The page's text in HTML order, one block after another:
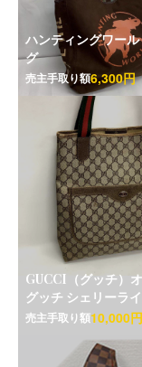
ハンティングワー
グ
売主手取り額6,300円
GUCCI（グッチ）
グッチ シェリーラ
売主手取り額10,000円